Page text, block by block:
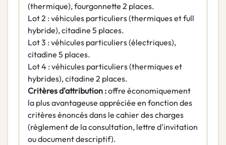
(thermique), fourgonnette 2 places.
Lot 2 : véhicules particuliers (thermiques et full
hybride), citadine 5 places.
Lot 3 : véhicules particuliers (électriques),
citadine 5 places.
Lot 4 : véhicules particuliers (thermiques et
hybrides), citadine 2 places.
Critères d'attribution :offre économiquement
la plus avantageuse appréciée en fonction des
critères énoncés dans le cahier des charges
(règlement de la consultation, lettre d'invitation
ou document descriptif).